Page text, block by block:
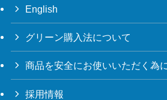
English
グリーン購入法について
商品を安全にお使いいただく為
採用情報